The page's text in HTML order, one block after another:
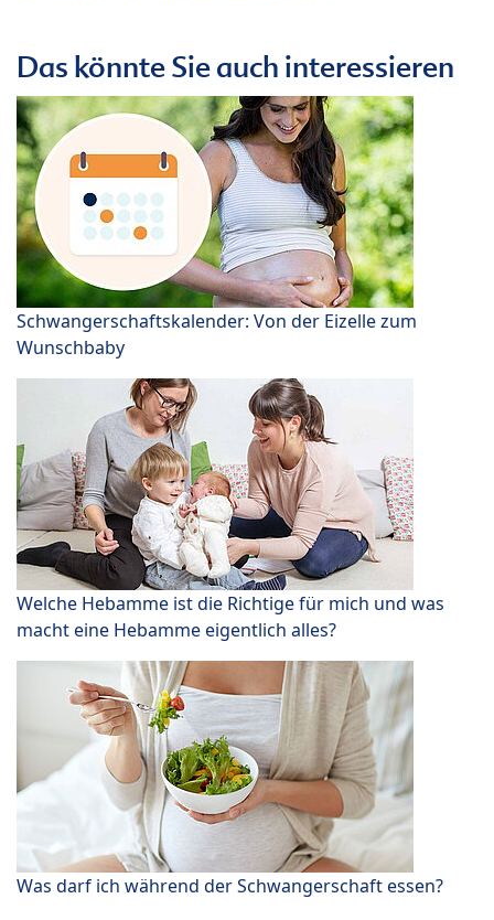
Das könnte Sie auch interessieren
Schwangerschaftskalender: Von der Eizelle zum
Wunschbaby
Welche Hebamme ist die Richtige für mich und was
macht eine Hebamme eigentlich alles?
Was darf ich während der Schwangerschaft essen?